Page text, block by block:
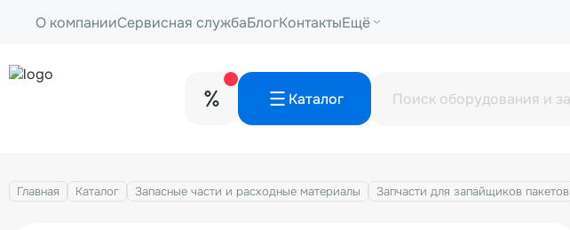
О компанииСервисная службаБлогКонтактыЕщё
Каталог
Главная Каталог Запасные части и расходные материалы Запчасти для запайщиков пакетов